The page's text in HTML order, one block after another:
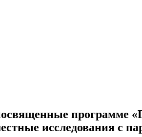
программе
исследования с